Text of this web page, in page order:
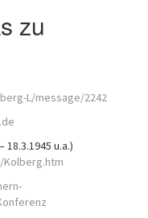
zu
L/message/2242
u.a.)